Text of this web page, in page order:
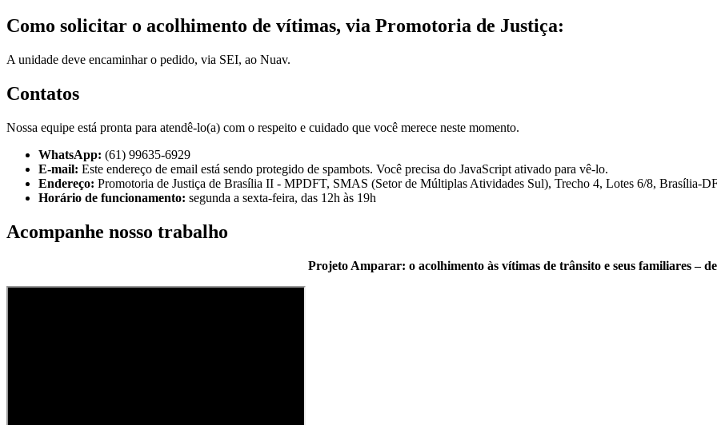
Como solicitar o acolhimento de vítimas, via Promotoria de Justiça:
A unidade deve encaminhar o pedido, via SEI, ao Nuav.
Contatos
Nossa equipe está pronta para atendê-lo(a) com o respeito e cuidado que você merece neste momento.
WhatsApp: (61) 99635-6929
E-mail: Este endereço de email está sendo protegido de spambots. Você precisa do JavaScript ativado para vê-lo.
Endereço: Promotoria de Justiça de Brasília II - MPDFT, SMAS (Setor de Múltiplas Atividades Sul), Trecho 4, Lotes 6/8, Brasília-
Horário de funcionamento: segunda a sexta-feira, das 12h às 19h
Acompanhe nosso trabalho
Projeto Amparar: o acolhimento às vítimas de trânsito e seus familiares –